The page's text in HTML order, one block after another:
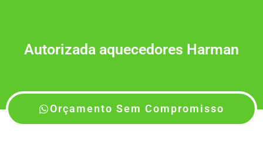
Autorizada aquecedores Harman
Orçamento Sem Compromisso